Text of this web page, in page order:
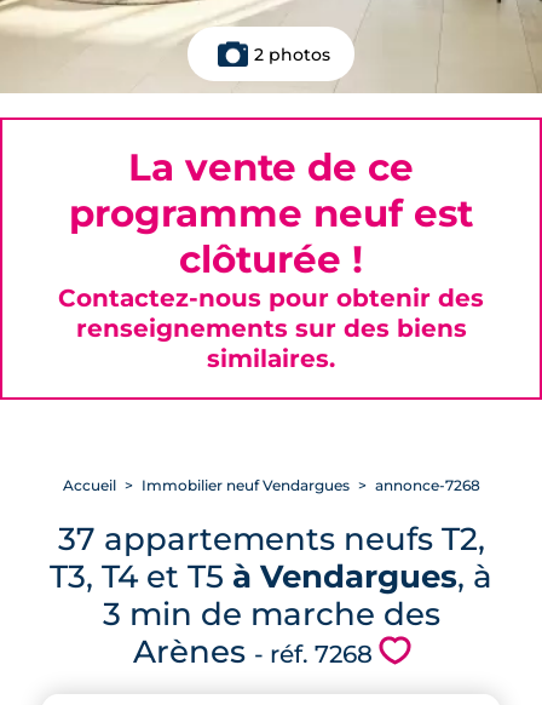
2 photos
Accueil Immobilier neuf Vendargues annonce-7268
37 appartements neufs T2,
T3, T4 et T5 à Vendargues, à
3 min de marche des
Arènes - réf. 7268 💗
La vente de ce
programme neuf est
clôturée !
Contactez-nous pour obtenir des
renseignements sur des biens
similaires.